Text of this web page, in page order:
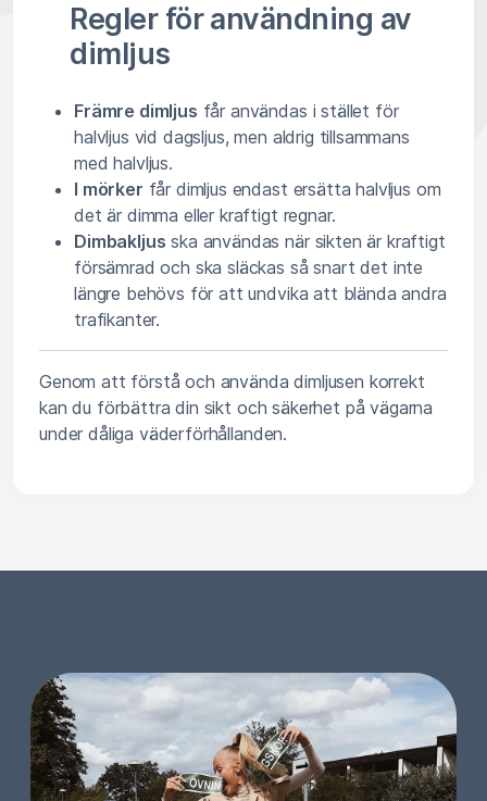
Regler för användning av
dimljus
Främre dimljus får användas i stället för
halvljus vid dagsljus, men aldrig tillsammans
med halvljus.
I mörker får dimljus endast ersätta halvljus om
det är dimma eller kraftigt regnar.
Dimbakljus ska användas när sikten är kraftigt
försämrad och ska släckas så snart det inte
längre behövs för att undvika att blända andra
trafikanter.
Genom att förstå och använda dimljusen korrekt
kan du förbättra din sikt och säkerhet på vägarna
under dåliga väderförhållanden.